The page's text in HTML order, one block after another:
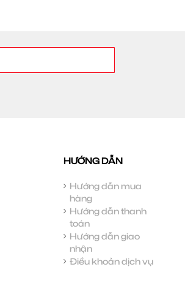
HƯỚNG DẪN
Hướng dẫn mua
hàng
Hướng dẫn thanh
toán
Hướng dẫn giao
nhận
Điều khoản dịch vụ